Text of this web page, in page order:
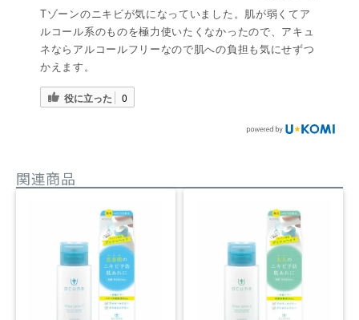
Tゾーンのニキビが気になっていました。肌が弱くてア
ルコール系のものを極力使いたくなかったので、アキュ
ネならアルコールフリーなので肌への負担も気にせずつ
かえます。
役に立った 0
関連商品